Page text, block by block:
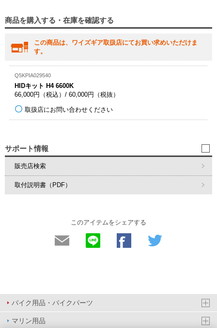
商品を購入する・在庫を確認する
この商品は、ワイズギア取扱店にてお買い求めいただけま
す。
Q5KPIA029540
HIDキット H4 6600K
66,000円（税込）/ 60,000円（税抜）
取扱店にお問い合わせください
サポート情報
販売店検索
取付説明書（PDF）
このアイテムをシェアする
バイク用品・バイクパーツ
マリン用品